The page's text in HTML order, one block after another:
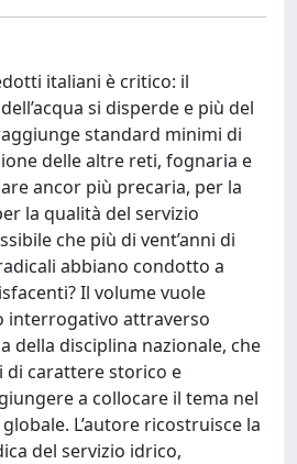
italiani è critico: il
si disperde e più del
standard minimi di
delle altre reti, fognaria e
ancor più precaria, per la
la qualità del servizio
che più di vent’anni di
abbiano condotto a
Il volume vuole
interrogativo attraverso
della disciplina nazionale, che
di carattere storico e
a collocare il tema nel
L’autore ricostruisce la
del servizio idrico,